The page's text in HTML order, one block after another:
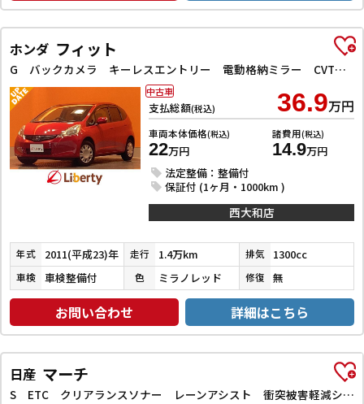
ホンダ フィット
G バックカメラ キーレスエントリー 電動格納ミラー CVT 盗難防止システム 衝突安全ボディ ABS CD ミュージックプレイヤー接続可 エアコン パワーステアリング パワーウィンドウ 運転席エアバッグ
支払総額(税込) 36.9万円
車両本体価格(税込)
22万円
諸費用(税込)
14.9万円
法定整備：整備付
保証付 (1ヶ月・1000km )
中古車
西大和店
年式 2011(平成23)年 走行 1.4万km 排気 1300cc
車検 車検整備付 色 ミラノレッド 修復 無
お問い合わせ 詳細はこちら
日産 マーチ
S ETC クリアランスソナー レーンアシスト 衝突被害軽減システム キーレスエントリー 電動格納ミラー CVT 衝突安全ボディ ABS ESC CD ミュージックプレイヤー接続可